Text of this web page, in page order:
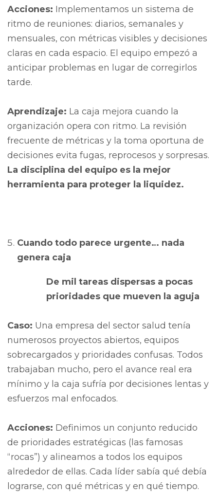
Acciones: Implementamos un sistema de
ritmo de reuniones: diarios, semanales y
mensuales, con métricas visibles y decisiones
claras en cada espacio. El equipo empezó a
anticipar problemas en lugar de corregirlos
tarde.
Aprendizaje: La caja mejora cuando la
organización opera con ritmo. La revisión
frecuente de métricas y la toma oportuna de
decisiones evita fugas, reprocesos y sorpresas.
La disciplina del equipo es la mejor
herramienta para proteger la liquidez.
Cuando todo parece urgente… nada
genera caja
De mil tareas dispersas a pocas
prioridades que mueven la aguja
Caso: Una empresa del sector salud tenía
numerosos proyectos abiertos, equipos
sobrecargados y prioridades confusas. Todos
trabajaban mucho, pero el avance real era
mínimo y la caja sufría por decisiones lentas y
esfuerzos mal enfocados.
Acciones: Definimos un conjunto reducido
de prioridades estratégicas (las famosas
“rocas”) y alineamos a todos los equipos
alrededor de ellas. Cada líder sabía qué debía
lograrse, con qué métricas y en qué tiempo.